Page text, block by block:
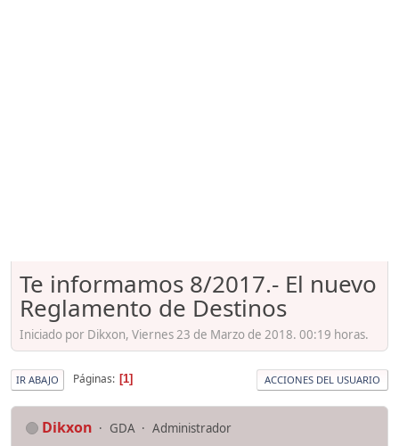
Te informamos 8/2017.- El nuevo
Reglamento de Destinos
Iniciado por Dikxon, Viernes 23 de Marzo de 2018. 00:19 horas.
IR ABAJO Páginas 1 ACCIONES DEL USUARIO
Dikxon GDA Administrador